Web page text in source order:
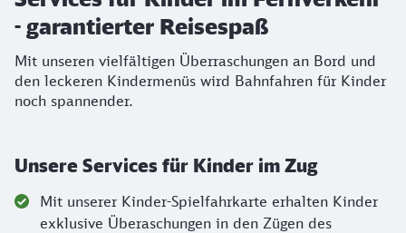
- garantierter Reisespaß
Mit unseren vielfältigen Überraschungen an Bord und
den leckeren Kindermenüs wird Bahnfahren für Kinder
noch spannender.
Unsere Services für Kinder im Zug
Mit unserer Kinder-Spielfahrkarte erhalten Kinder
exklusive Überaschungen in den Zügen des